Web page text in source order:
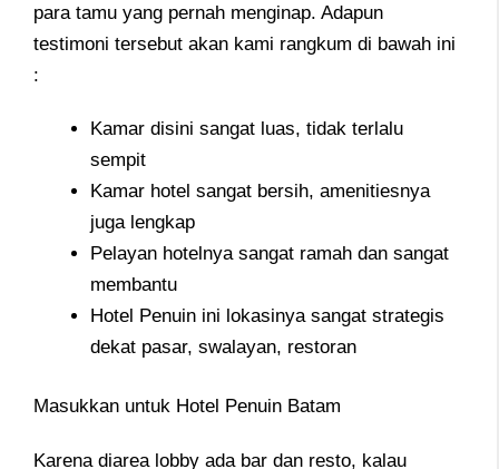
para tamu yang pernah menginap. Adapun
testimoni tersebut akan kami rangkum di bawah ini
:
Kamar disini sangat luas, tidak terlalu
sempit
Kamar hotel sangat bersih, amenitiesnya
juga lengkap
Pelayan hotelnya sangat ramah dan sangat
membantu
Hotel Penuin ini lokasinya sangat strategis
dekat pasar, swalayan, restoran
Masukkan untuk Hotel Penuin Batam
Karena diarea lobby ada bar dan resto, kalau